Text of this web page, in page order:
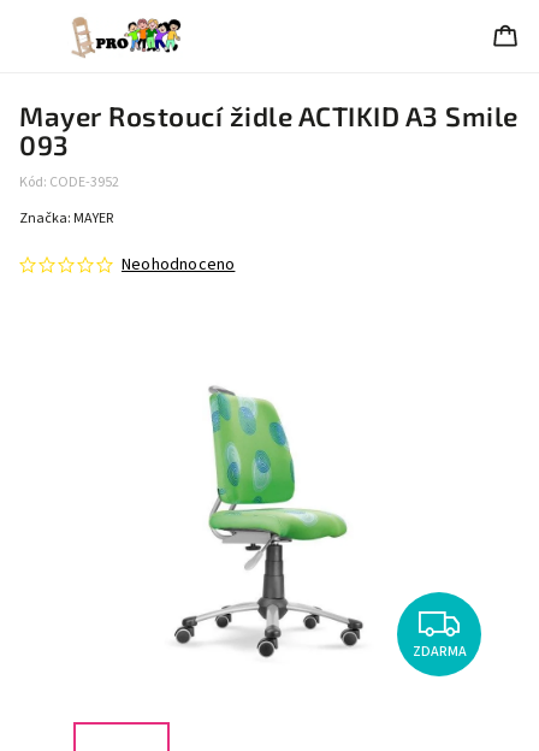
Mayer Rostoucí židle ACTIKID A3 Smile
093
Kód: CODE-3952
Neohodnoceno
Značka: MAYER
ZDARMA